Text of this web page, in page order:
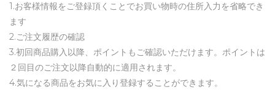
1.お客様情報をご登録頂くことでお買い物時の住所入力を省略でき
ます
2.ご注文履歴の確認
3.初回商品購入以降、ポイントもご確認いただけます。ポイントは
２回目のご注文以降自動的に適用されます。
4.気になる商品をお気に入り登録することができます。